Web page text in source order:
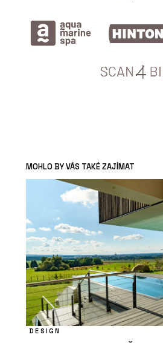
MOHLO BY VÁS TAKÉ ZAJÍMAT
DESIGN